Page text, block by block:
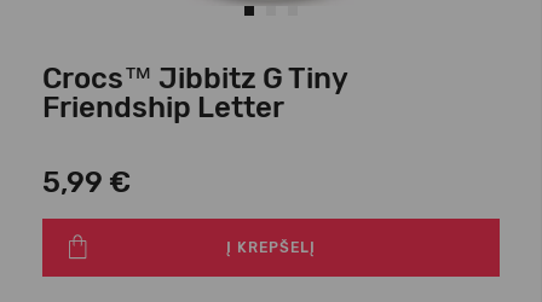
Crocs™ Jibbitz G Tiny
Friendship Letter
5,99 €
Į KREPŠELĮ